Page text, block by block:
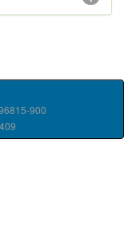
900